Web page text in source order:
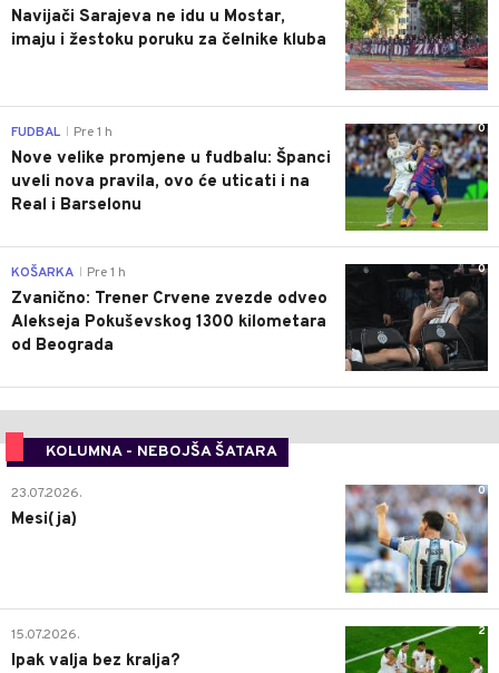
Navijači Sarajeva ne idu u Mostar,
imaju i žestoku poruku za čelnike kluba
0
FUDBAL Pre 1 h
Nove velike promjene u fudbalu: Španci
uveli nova pravila, ovo će uticati i na
Real i Barselonu
0
KOŠARKA Pre 1 h
Zvanično: Trener Crvene zvezde odveo
Alekseja Pokuševskog 1300 kilometara
od Beograda
KOLUMNA - NEBOJŠA ŠATARA
0
23.07.2026.
Mesi(ja)
2
15.07.2026.
Ipak valja bez kralja?